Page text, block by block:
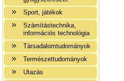
Sport, játékok
Számítástechnika,
információs technológia
Társadalomtudományok
Természettudományok
Utazás